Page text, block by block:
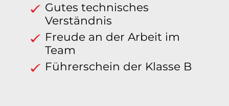
Gutes technisches
Verständnis
Freude an der Arbeit im
Team
Führerschein der Klasse B